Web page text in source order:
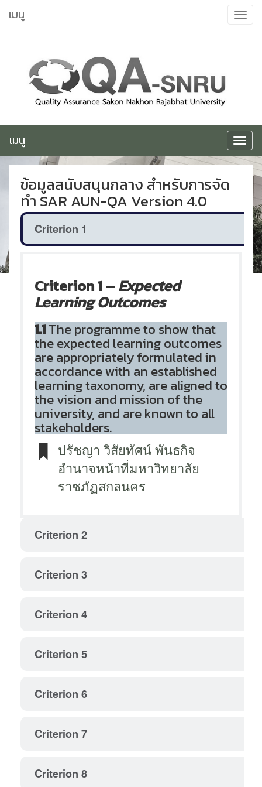
ไป
Toggle
เมนู
Toggle
เมนู
ข้อมูลสนับสนุนกลาง สำหรับการจัด
ทำ SAR AUN-QA Version 4.0
Criterion 1
Criterion 1–Expected
Learning Outcomes
1.1The programme to show that
the expected learning outcomes
are appropriately formulated in
accordance with an established
learning taxonomy, are aligned to
the vision and mission of the
university, and are known to all
stakeholders.
ปรัชญา วิสัยทัศน์ พันธกิจ
อำนาจหน้าที่มหาวิทยาลัย
ราชภัฏสกลนคร
Criterion 2
Criterion 3
Criterion 4
Criterion 5
Criterion 6
Criterion 7
Criterion 8